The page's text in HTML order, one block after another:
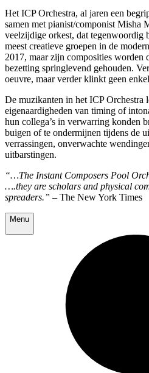
Het ICP Orchestra, al jaren een
samen met pianist/componist Misha
veelzijdige orkest, dat tegenwoordig
meest creatieve groepen in de
2017, maar zijn composities worden
bezetting springlevend gehouden.
oeuvre, maar verder klinkt geen
De muzikanten in het ICP Orchestra
eigenaardigheden van timing of
hun collega’s in verwarring konden
buigen of te ondermijnen tijdens de
verrassingen, onverwachte
uitbarstingen.
“…The Instant Composers Pool
….they are scholars and physical
spreaders.” – The New York Times
Menu